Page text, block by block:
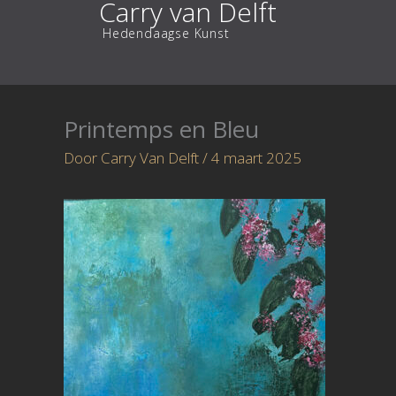
inhoud
Carry van Delft
Hedendaagse Kunst
Printemps en Bleu
Door Carry Van Delft/4 maart 2025